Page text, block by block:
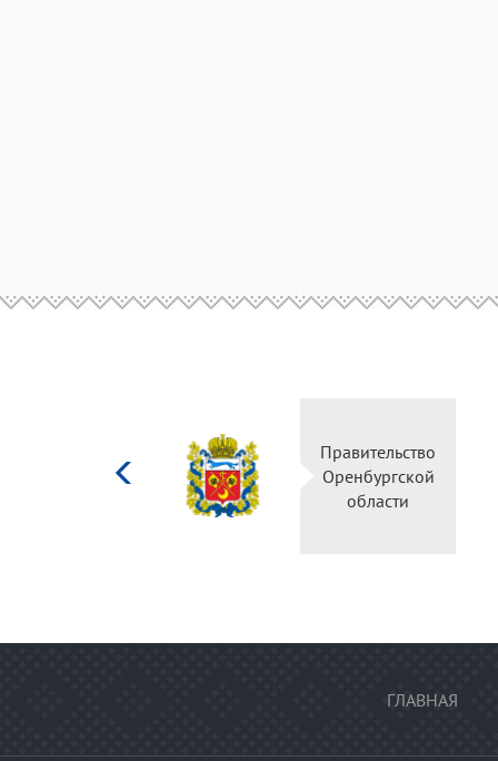
Министерство
культуры
Российской
федерации
ГЛАВНАЯ